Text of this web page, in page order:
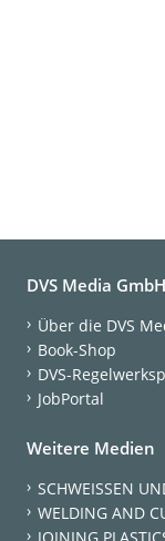
DVS Media GmbH
Über die DVS
Book-Shop
DVS-
JobPortal
Weitere Medien
SCHWEISSEN
WELDING AND